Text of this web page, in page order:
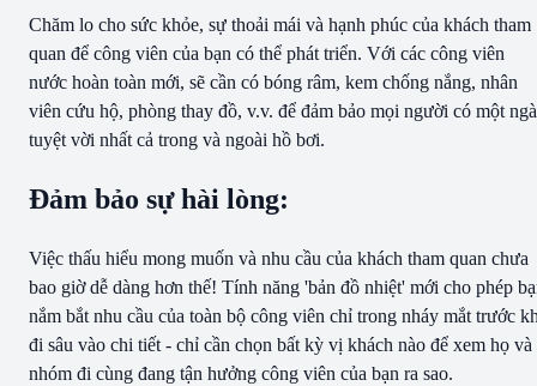
Chăm lo cho sức khỏe, sự thoải mái và hạnh phúc của khách tham
quan để công viên của bạn có thể phát triển. Với các công viên
nước hoàn toàn mới, sẽ cần có bóng râm, kem chống nắng, nhân
viên cứu hộ, phòng thay đồ, v.v. để đảm bảo mọi người có một
tuyệt vời nhất cả trong và ngoài hồ bơi.
Đảm bảo sự hài lòng:
Việc thấu hiểu mong muốn và nhu cầu của khách tham quan chưa
bao giờ dễ dàng hơn thế! Tính năng 'bản đồ nhiệt' mới cho phép
nắm bắt nhu cầu của toàn bộ công viên chỉ trong nháy mắt trước
đi sâu vào chi tiết - chỉ cần chọn bất kỳ vị khách nào để xem họ và
nhóm đi cùng đang tận hưởng công viên của bạn ra sao.